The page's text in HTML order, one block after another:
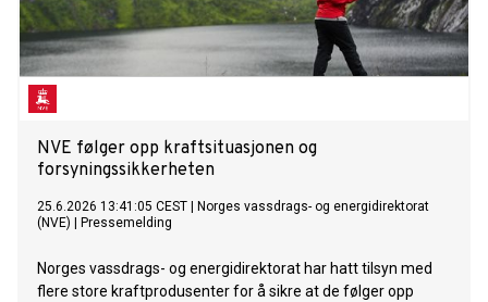
NVE følger opp kraftsituasjonen og
forsyningssikkerheten
25.6.2026 13:41:05 CEST
Norges vassdrags- og energidirektorat
(NVE)
Pressemelding
Norges vassdrags- og energidirektorat har hatt tilsyn med
flere store kraftprodusenter for å sikre at de følger opp